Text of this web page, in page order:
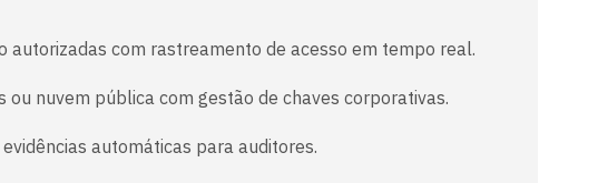
autorizadas com rastreamento de acesso em tempo real.
nuvem pública com gestão de chaves corporativas.
automáticas para auditores.